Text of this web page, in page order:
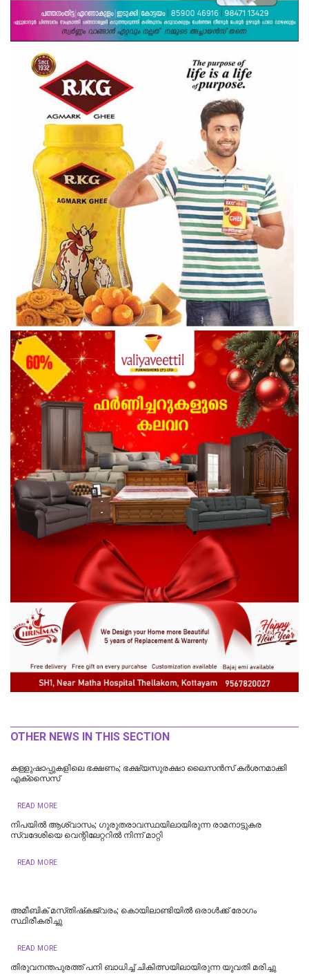
OTHER NEWS IN THIS SECTION
കള്ളുഷാപ്പുകളിലെ ഭക്ഷണം; ഭക്ഷ്യസുരക്ഷാ ലൈസന്‍സ് കര്‍ശനമാക്കി
എക്‌സൈസ്
READ MORE
നിപയിൽ ആശ്വാസം; ഗുരുതരാവസ്ഥയിലായിരുന്ന രാമനാട്ടുകര
സ്വദേശിയെ വെന്റിലേറ്ററിൽ നിന്ന് മാറ്റി
READ MORE
അമീബിക് മസ്‌തിഷ്‌കജ്വരം; കൊയിലാണ്ടിയിൽ ഒരാൾക്ക് രോഗം
സ്ഥിരീകരിച്ചു
READ MORE
തിരുവനന്തപുരത്ത് പനി ബാധിച്ച് ചികിത്സയിലായിരുന്ന യുവതി മരിച്ചു